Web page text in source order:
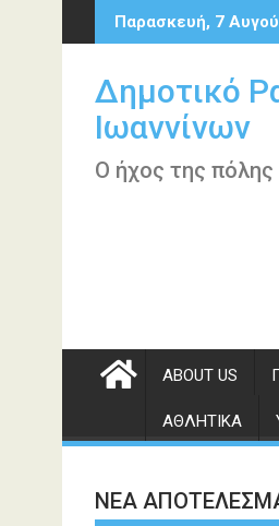
Περάστε
στο
Παρασκευή, 7
Δημοτικό
Ιωαννίνων
Ο ήχος της
ABOUT US
ΑΘΛΗΤΙΚΆ
ΝΕΑ